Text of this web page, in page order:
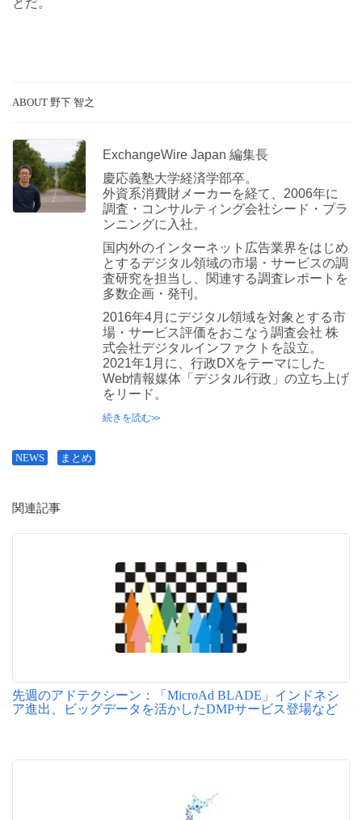
とだ。
ABOUT 野下 智之
ExchangeWire Japan 編集長
慶応義塾大学経済学部卒。
外資系消費財メーカーを経て、2006年に
調査・コンサルティング会社シード・プラ
ンニングに入社。
国内外のインターネット広告業界をはじめ
とするデジタル領域の市場・サービスの調
査研究を担当し、関連する調査レポートを
多数企画・発刊。
2016年4月にデジタル領域を対象とする市
場・サービス評価をおこなう調査会社 株
式会社デジタルインファクトを設立。
2021年1月に、行政DXをテーマにした
Web情報媒体「デジタル行政」の立ち上げ
をリード。
続きを読む
NEWS まとめ
関連記事
先週のアドテクシーン：「MicroAd BLADE」インドネシ
ア進出、ビッグデータを活かしたDMPサービス登場など